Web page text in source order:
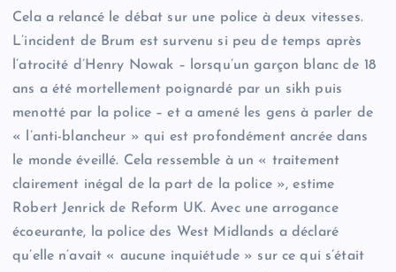
Cela a relancé le débat sur une police à deux vitesses.
L’incident de Brum est survenu si peu de temps après
l’atrocité d’Henry Nowak – lorsqu’un garçon blanc de 18
ans a été mortellement poignardé par un sikh puis
menotté par la police – et a amené les gens à parler de
« l’anti-blancheur » qui est profondément ancrée dans
le monde éveillé. Cela ressemble à un « traitement
clairement inégal de la part de la police », estime
Robert Jenrick de Reform UK. Avec une arrogance
écoeurante, la police des West Midlands a déclaré
qu’elle n’avait « aucune inquiétude » sur ce qui s’était